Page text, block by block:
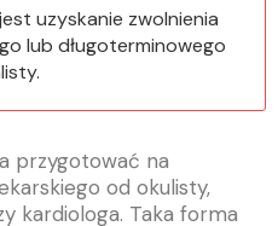
uzyskanie zwolnienia
lub długoterminowego
przygotować na
od okulisty,
kardiologa. Taka forma